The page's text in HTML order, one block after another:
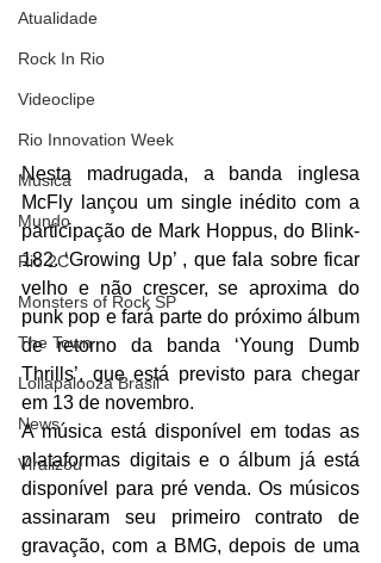
Atualidade
Rock In Rio
Videoclipe
Rio Innovation Week
Música
Mundo
Rio 2C
Monsters of Rock SP
The Town
Lollapalooza Brasil
News
Viralizou
Nesta madrugada, a banda inglesa
McFly lançou um single inédito com a
participação de Mark Hoppus, do Blink-
182. ‘Growing Up’ , que fala sobre ficar
velho e não crescer, se aproxima do
punk pop e fará parte do próximo álbum
de retorno da banda ‘Young Dumb
Thrills’, que está previsto para chegar
em 13 de novembro.
A música está disponível em todas as
plataformas digitais e o álbum já está
disponível para pré venda. Os músicos
assinaram seu primeiro contrato de
gravação, com a BMG, depois de uma